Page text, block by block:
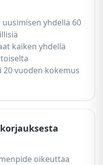
yhdellä 60
kaiken yhdellä
vuoden kokemus
oikeuttaa